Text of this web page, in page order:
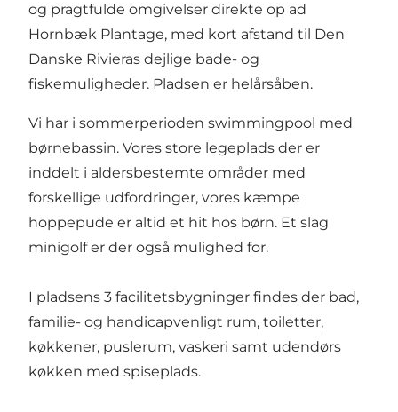
og pragtfulde omgivelser direkte op ad
Hornbæk Plantage, med kort afstand til Den
Danske Rivieras dejlige bade- og
fiskemuligheder. Pladsen er helårsåben.
Vi har i sommerperioden swimmingpool med
børnebassin. Vores store legeplads der er
inddelt i aldersbestemte områder med
forskellige udfordringer, vores kæmpe
hoppepude er altid et hit hos børn. Et slag
minigolf er der også mulighed for.
I pladsens 3 facilitetsbygninger findes der bad,
familie- og handicapvenligt rum, toiletter,
køkkener, puslerum, vaskeri samt udendørs
køkken med spiseplads.